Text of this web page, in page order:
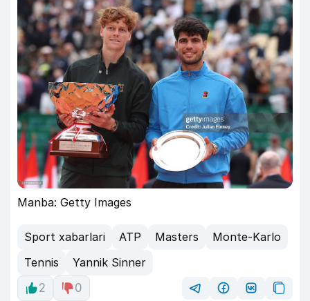
Manba: Getty Images
Sport xabarlari ATP Masters
Monte-Karlo
Tennis
Yannik Sinner
2
0